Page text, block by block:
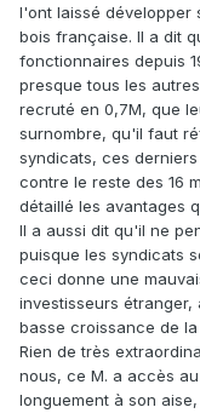
l'ont laissé développer
bois française. Il a dit
fonctionnaires depuis
presque tous les
recruté en 0,7M, que
surnombre, qu'il faut
syndicats, ces
contre le reste des 16
détaillé les avantages
Il a aussi dit qu'il ne
puisque les syndicats
ceci donne une
investisseurs étranger,
basse croissance de la
Rien de très
nous, ce M. a accès
longuement à son